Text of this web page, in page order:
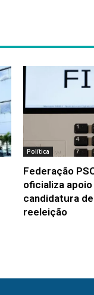
Política
Federação
oficializa apoio
candidatura
reeleição